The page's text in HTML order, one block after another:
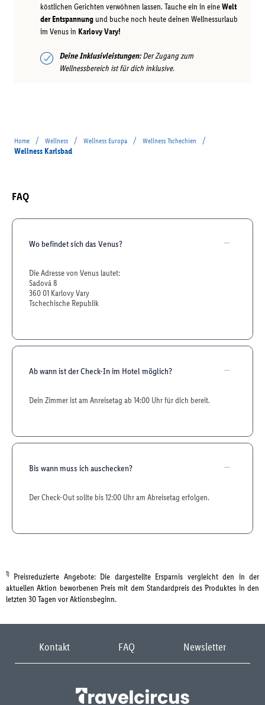
köstlichen Gerichten verwöhnen lassen. Tauche ein in eineWelt
der Entspannung und buche noch heute deinen Wellnessurlaub
im Venus in Karlovy Vary!
Deine Inklusivleistungen:Der Zugang zum
Wellnessbereich ist für dich inklusive.
Home / Wellness / Wellness Europa / Wellness Tschechien
/
Wellness Karlsbad
FAQ
Wo befindet sich das Venus?
Die Adresse von Venus lautet:
Sadová 8
360 01 Karlovy Vary
Tschechische Republik
Ab wann ist der Check-In im Hotel möglich?
Dein Zimmer ist am Anreisetag ab 14:00 Uhr für dich bereit.
Bis wann muss ich auschecken?
Der Check-Out sollte bis 12:00 Uhr am Abreisetag erfolgen.
1) Preisreduzierte Angebote: Die dargestellte Ersparnis vergleicht den in der
aktuellen Aktion beworbenen Preis mit dem Standardpreis des Produktes in den
letzten 30 Tagen vor Aktionsbeginn.
Kontakt FAQ Newsletter